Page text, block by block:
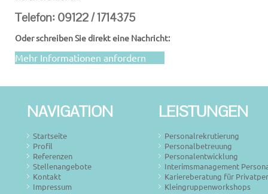
Telefon: 09122 / 1714375
Oder schreiben Sie direkt eine Nachricht:
Mehr Informationen anfordern
NAVIGATION
Startseite
Profil
Referenzen
Stellenangebote
Kontakt
Impressum
LEISTUNGEN
Personalrekrutierung
Personalbetreuung
Personalentwicklung
Interimsmanagement
Kariereberatung für
Kleingruppenworkshops